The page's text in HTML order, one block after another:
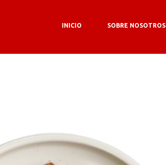
INICIO SOBRE NOSOTROS